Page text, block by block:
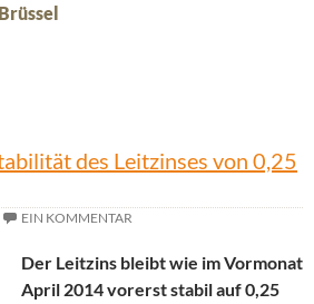
des Leitzinses von 0,25
EIN KOMMENTAR
Der Leitzins bleibt wie im Vormonat
April 2014 vorerst stabil auf 0,25